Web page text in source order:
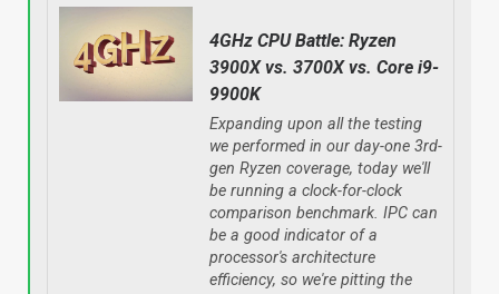
4GHz CPU Battle: Ryzen
3900X vs. 3700X vs. Core i9-
9900K
Expanding upon all the testing
we performed in our day-one 3rd-
gen Ryzen coverage, today we'll
be running a clock-for-clock
comparison benchmark. IPC can
be a good indicator of a
processor's architecture
efficiency, so we're pitting the